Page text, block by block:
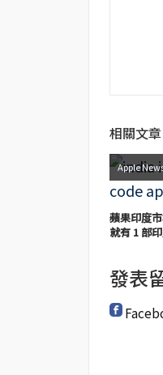
相關文章
Apple
蘋果印度
就有 1 部
發表